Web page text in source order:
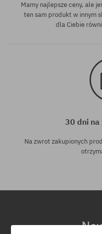
Mamy najlepsze ceny, ale
ten sam produkt w innym
dla Ciebie
30 dni
Na zwrot zakupionych